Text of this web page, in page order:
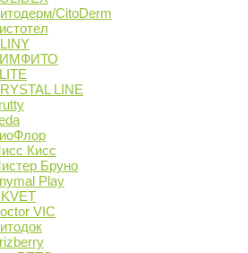
CitoDerm
LINE
Кисс
Бруно
Play
VIC